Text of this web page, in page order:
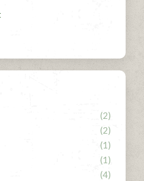
(2)
(2)
(1)
(1)
(4)